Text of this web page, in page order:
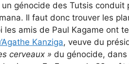
génocide des Tutsis
Il faut donc trouver les
les amis de Paul Kagame ont
Kanziga, veuve du
cerveaux » du génocide,